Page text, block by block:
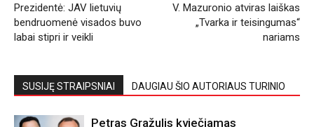
Prezidentė: JAV lietuvių
bendruomenė visados buvo
labai stipri ir veikli
V. Mazuronio atviras laiškas
„Tvarka ir teisingumas“
nariams
SUSIJĘ STRAIPSNIAI DAUGIAU ŠIO AUTORIAUS TURINIO
Petras Gražulis kviečiamas